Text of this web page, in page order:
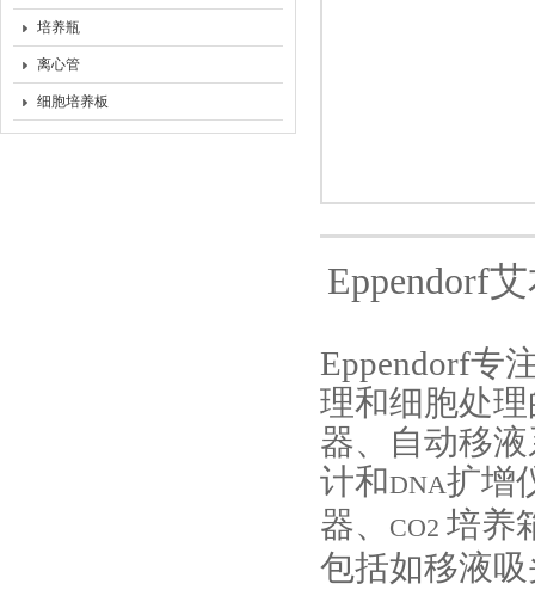
培养瓶
离心管
细胞培养板
Eppendorf
Eppendorf专
理和细胞处
器、自动移
计和DNA扩增
器、
CO2 培养
包括如移液